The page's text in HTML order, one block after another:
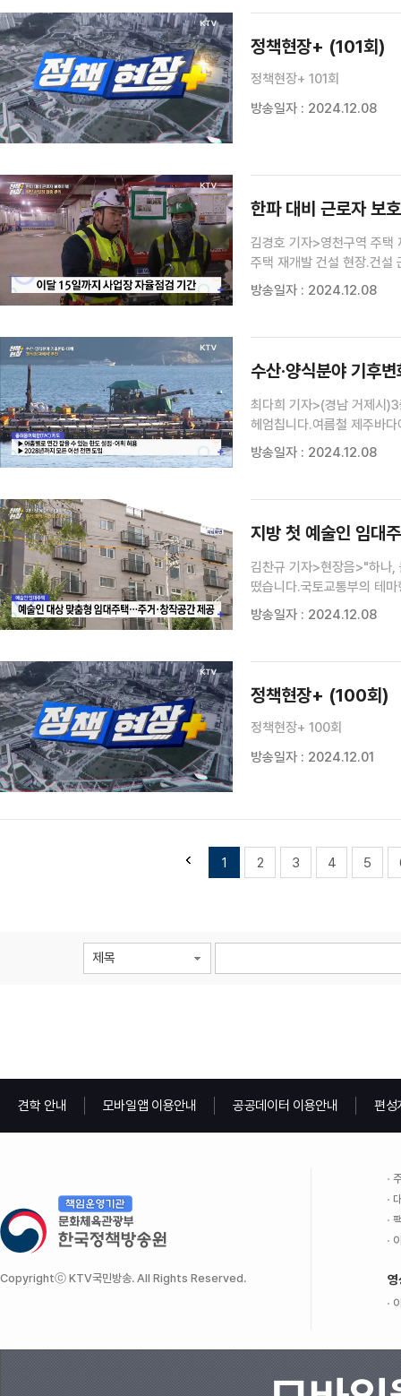
정책현장+ (101회)
정책현장+ 101회
방송일자 : 2024.12.08
한파 대비 근로자 보
김경호 기자>영천구역 주택
주택 재개발 건설 현장.건설
마찰열도 이른 아침 냉기를
방송일자 : 2024.12.08
수산·양식분야 기후
최다희 기자>(경남 거제시
헤엄칩니다.여름철 제주바
h2ekgml@korea.kr"지금
방송일자 : 2024.12.08
지방 첫 예술인 임대주
김찬규 기자>현장음>"하나,
떴습니다.국토교통부의 테
대상으로 맞춤형 주거 공간
방송일자 : 2024.12.08
정책현장+ (100회)
정책현장+ 100회
방송일자 : 2024.12.01
1 2 3 4 5
제목
견학 안내 모바일앱 이용안내 공공데이터 이용안내 편성
Copyrightⓒ KTV국민방송. All Rights Reserved. 영